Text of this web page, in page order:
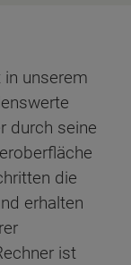
in unserem
durch seine
die
erhalten
ist